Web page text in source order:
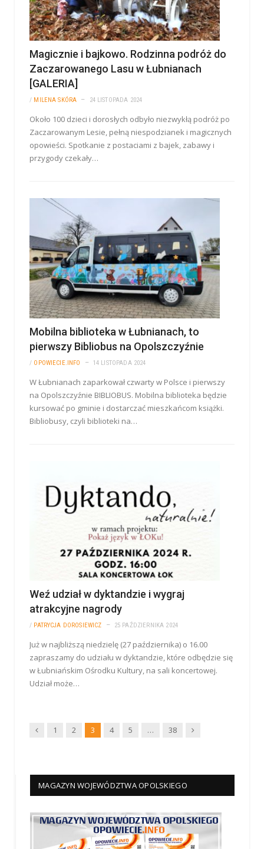
Magicznie i bajkowo. Rodzinna podróż do
Zaczarowanego Lasu w Łubnianach
[GALERIA]
/ MILENA SKÓRA 24 LISTOPADA 2024
Około 100 dzieci i dorosłych odbyło niezwykłą podróż po
Zaczarowanym Lesie, pełną niespodzianek i magicznych
opowieści. Spotkanie z postaciami z bajek, zabawy i
przygody czekały…
Mobilna biblioteka w Łubnianach, to
pierwszy Bibliobus na Opolszczyźnie
/ OPOWIECIE.INFO 14 LISTOPADA 2024
W Łubnianach zaparkował czwarty w Polsce i pierwszy
na Opolszczyźnie BIBLIOBUS. Mobilna biblioteka będzie
kursować po gminie i dostarczać mieszkańcom książki.
Bibliobusy, czyli biblioteki na…
Weź udział w dyktandzie i wygraj
atrakcyjne nagrody
/ PATRYCJA DOROSIEWICZ 25 PAŹDZIERNIKA 2024
Już w najbliższą niedzielę (27 października) o 16.00
zapraszamy do udziału w dyktandzie, które odbędzie się
w Łubniańskim Ośrodku Kultury, na sali koncertowej.
Udział może…
Wstecz
1 2 3 4 5 … 38 Dalej
MAGAZYN WOJEWÓDZTWA OPOLSKIEGO